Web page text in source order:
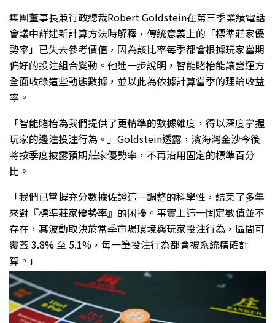
集團董事長兼行政總裁Robert Goldstein在第三季業績電話
會議中詳述新計算方法時解釋，傳統意義上的「標準莊家優
勢率」已失去參考價值，因為該比率每季都會根據玩家當期
偏好的投注組合變動。他進一步說明，智能賭枱能讓營運方
全面收錄這些動態數據，並以此為依據計算當季的理論收益
率。
「智能賭枱為我們提供了更精準的數據維度，得以深度掌握
玩家的邊注投注行為。」Goldstein透露，濱海灣金沙今後
將按季度披露預期莊家優勢率，不再沿用固定的標準百分
比。
「我們已掌握充分數據佐證這一調整的科學性，結束了多年
來對『標準莊家優勢率』的困擾。事實上這一固定數值並不
存在，其波動取決於當季市場環境與玩家投注行為，區間可
覆蓋 3.8% 至 5.1%，每一筆投注行為都會被系統精確計
算。」